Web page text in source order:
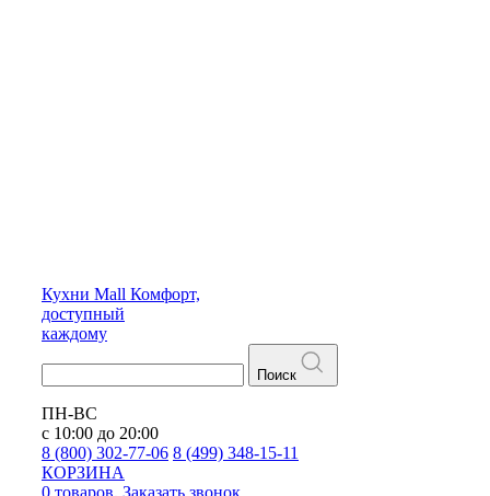
Кухни Mall Комфорт,
доступный
каждому
Поиск
ПН-ВС
с 10:00 до 20:00
8 (800) 302-77-06 8 (499) 348-15-11
КОРЗИНА
0 товаров. Заказать звонок